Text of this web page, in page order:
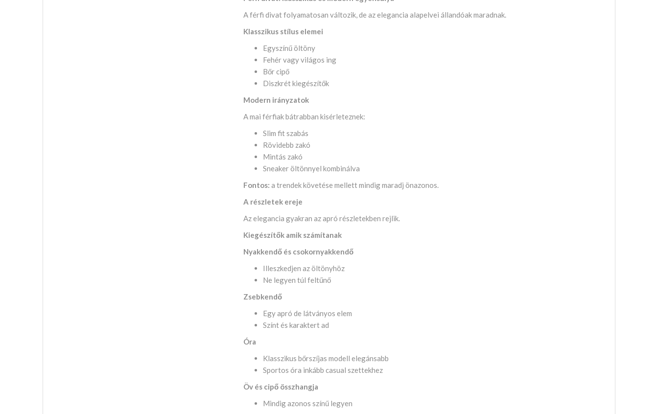
A férfi divat folyamatosan változik, de az elegancia alapelvei állandóak maradnak.
Klasszikus stílus elemei
Egyszínű öltöny
Fehér vagy világos ing
Bőr cipő
Diszkrét kiegészítők
Modern irányzatok
A mai férfiak bátrabban kisérleteznek:
Slim fit szabás
Rövidebb zakó
Mintás zakó
Sneaker öltönnyel kombinálva
Fontos:a trendek követése mellett mindig maradj önazonos.
A részletek ereje
Az elegancia gyakran az apró részletekben rejlik.
Kiegészítők amik számítanak
Nyakkendő és csokornyakkendő
Illeszkedjen az öltönyhöz
Ne legyen túl feltűnő
Zsebkendő
Egy apró de látványos elem
Színt és karaktert ad
Óra
Klasszikus bőrszíjas modell elegánsabb
Sportos óra inkább casual szettekhez
Öv és cipő összhangja
Mindig azonos színű legyen